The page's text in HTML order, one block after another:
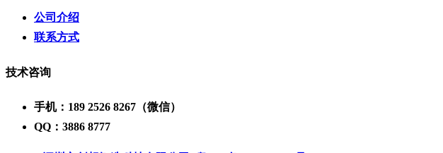
公司介绍
联系方式
技术咨询
手机：189 2526 8267（微信）
QQ：3886 8777